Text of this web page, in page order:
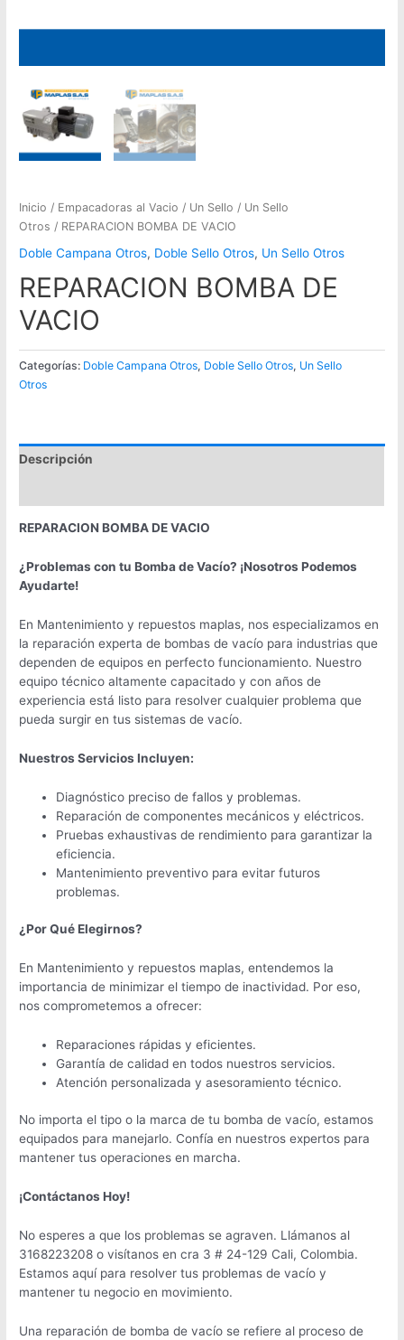
Inicio / Empacadoras al Vacio / Un Sello / Un Sello
Otros / REPARACION BOMBA DE VACIO
Doble Campana Otros, Doble Sello Otros, Un Sello Otros
REPARACION BOMBA DE
VACIO
Categorías: Doble Campana Otros, Doble Sello Otros, Un Sello
Otros
Descripción
REPARACION BOMBA DE VACIO
¿Problemas con tu Bomba de Vacío? ¡Nosotros Podemos
Ayudarte!
En Mantenimiento y repuestos maplas, nos especializamos en
la reparación experta de bombas de vacío para industrias que
dependen de equipos en perfecto funcionamiento. Nuestro
equipo técnico altamente capacitado y con años de
experiencia está listo para resolver cualquier problema que
pueda surgir en tus sistemas de vacío.
Nuestros Servicios Incluyen:
Diagnóstico preciso de fallos y problemas.
Reparación de componentes mecánicos y eléctricos.
Pruebas exhaustivas de rendimiento para garantizar la
eficiencia.
Mantenimiento preventivo para evitar futuros
problemas.
¿Por Qué Elegirnos?
En Mantenimiento y repuestos maplas, entendemos la
importancia de minimizar el tiempo de inactividad. Por eso,
nos comprometemos a ofrecer:
Reparaciones rápidas y eficientes.
Garantía de calidad en todos nuestros servicios.
Atención personalizada y asesoramiento técnico.
No importa el tipo o la marca de tu bomba de vacío, estamos
equipados para manejarlo. Confía en nuestros expertos para
mantener tus operaciones en marcha.
¡Contáctanos Hoy!
No esperes a que los problemas se agraven. Llámanos al
3168223208 o visítanos en cra 3 # 24-129 Cali, Colombia.
Estamos aquí para resolver tus problemas de vacío y
mantener tu negocio en movimiento.
Una reparación de bomba de vacío se refiere al proceso de